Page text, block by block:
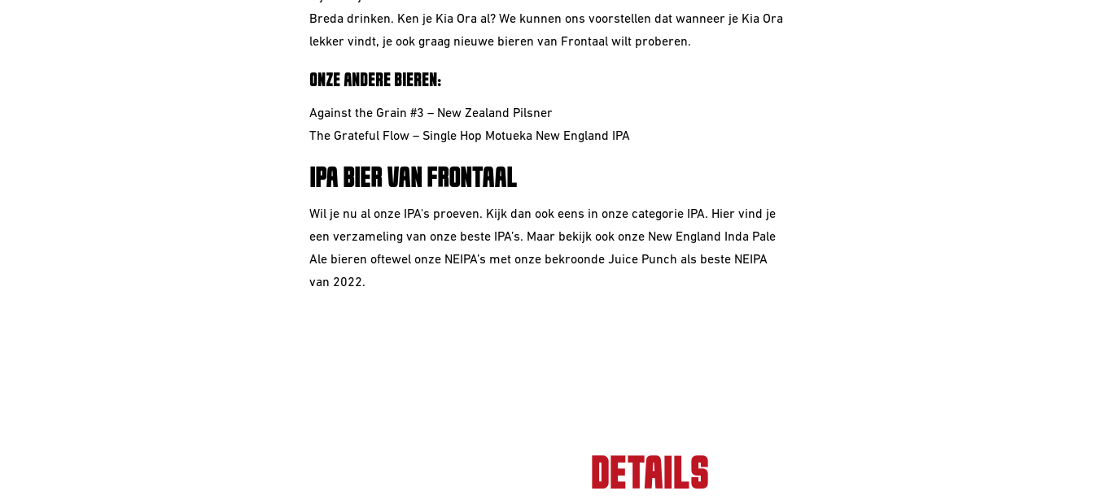
Breda drinken. Ken je Kia Ora al? We kunnen ons voorstellen dat wanneer je Kia Ora
lekker vindt, je ook graag nieuwe bieren van Frontaal wilt proberen.
ONZE ANDERE BIEREN:
Against the Grain #3 – New Zealand Pilsner
The Grateful Flow – Single Hop Motueka New England IPA
IPA BIER VAN FRONTAAL
Wil je nu al onze IPA's proeven. Kijk dan ook eens in onze categorie IPA. Hier vind je
een verzameling van onze beste IPA’s. Maar bekijk ook onzeNew England Inda Pale
Ale bieren oftewel onze NEIPA’s met onze bekroonde Juice Punch als beste NEIPA
van 2022.
DETAILS